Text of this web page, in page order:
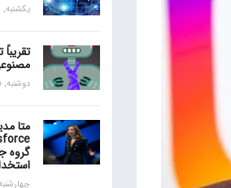
یکشنبه, 11 آذر 1403, ساعت 19:48
دوشنبه, 5 آذر 1403, ساعت 20:29
متا
گروه
چهارشنبه, 30 آبان 1403, ساعت